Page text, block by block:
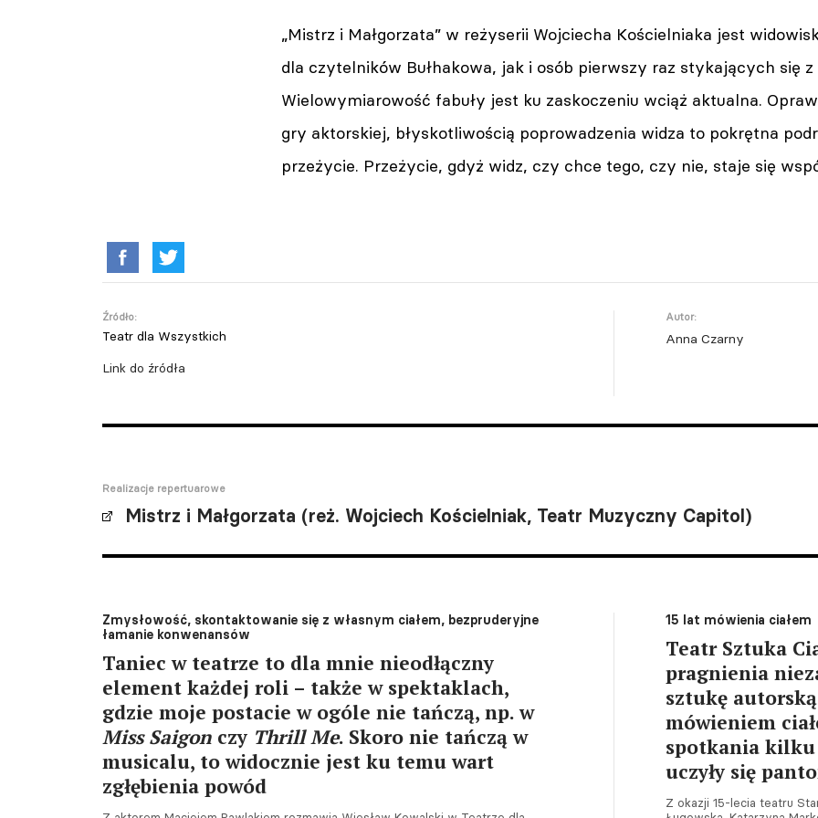
„Mistrz i Małgorzata” w reżyserii Wojciecha Kościelniaka jest
dla czytelników Bułhakowa, jak i osób pierwszy raz stykających się
Wielowymiarowość fabuły jest ku zaskoczeniu wciąż aktualna.
gry aktorskiej, błyskotliwością poprowadzenia widza to pokrętna
przeżycie. Przeżycie, gdyż widz, czy chce tego, czy nie, staje się
Źródło:
Teatr dla Wszystkich
Link do źródła
Autor:
Anna Czarny
Realizacje repertuarowe
Mistrz i Małgorzata (reż. Wojciech Kościelniak, Teatr Muzyczny Capitol)
Zmysłowość, skontaktowanie się z własnym ciałem, bezpruderyjne
łamanie konwenansów
Taniec w teatrze to dla mnie nieodłączny
element każdej roli – także w spektaklach,
gdzie moje postacie w ogóle nie tańczą, np. w
Miss Saigon czy Thrill Me. Skoro nie tańczą w
musicalu, to widocznie jest ku temu wart
zgłębienia powód
15 lat mówienia ciałem
Teatr Sztuka
pragnienia
sztukę
mówieniem
spotkania kilku
uczyły się
Z okazji 15-lecia teatru